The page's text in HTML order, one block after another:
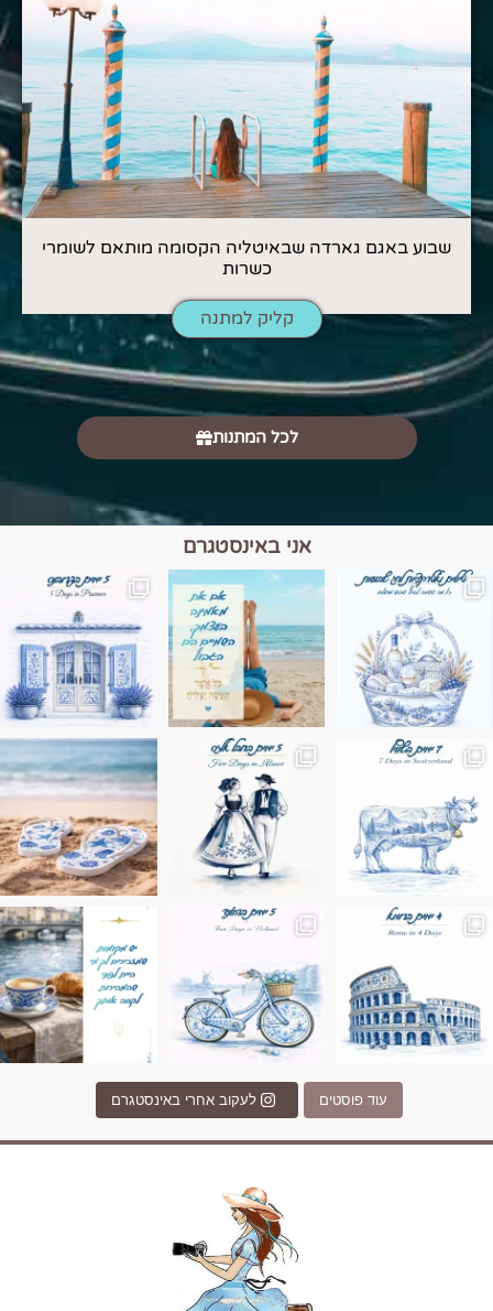
שבוע באגם גארדה שבאיטליה הקסומה מותאם לשומרי
כשרות
קליק למתנה
לכל המתנות
אני באינסטגרם
הם הגבול 💙🩵
בחבל אלזס צרפת
בחופשה שבו הכל נהיה פשוט יותר. החול, הי
Instagram post
Instagram post 17994326828955248
עוד פוסטים לעקוב אחרי באינסטגרם